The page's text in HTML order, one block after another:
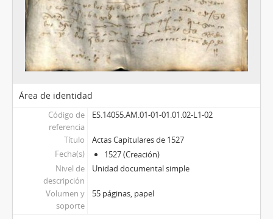
Área de identidad
Código de
referencia
ES.14055.AM.01-01-01.01.02-L1-02
Título
Actas Capitulares de 1527
Fecha(s)
1527 (Creación)
Nivel de
descripción
Unidad documental simple
Volumen y
soporte
55 páginas, papel